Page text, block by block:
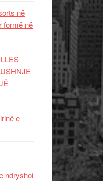
në
formë në
e
ndryshoi